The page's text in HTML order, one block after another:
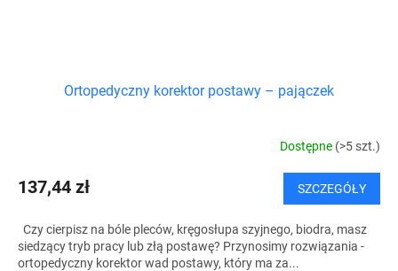
Ortopedyczny korektor postawy – pajączek
Dostępne (>5 szt.)
137,44 zł SZCZEGÓŁY
Czy cierpisz na bóle pleców, kręgosłupa szyjnego, biodra, masz
siedzący tryb pracy lub złą postawę? Przynosimy rozwiązania -
ortopedyczny korektor wad postawy, który ma za...